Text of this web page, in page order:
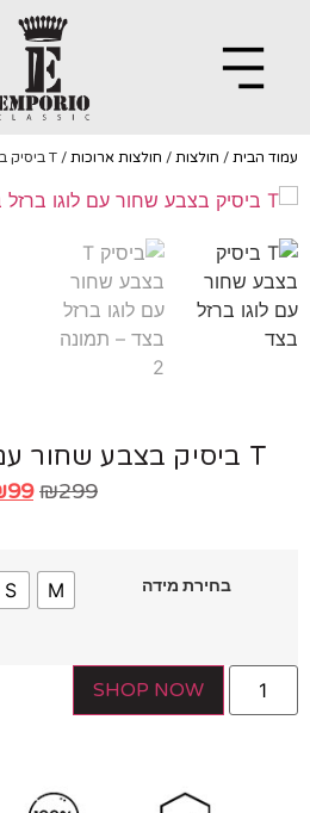
הבית/חולצות /חולצות ארוכות/ T ביסיק בצבע שחור עם לוגו ברזל בצד
₪
₪99
בחירת מידה S
XS
SHOP NOW